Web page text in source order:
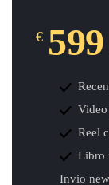
€ 599
Video
Reel
Libro
Invio